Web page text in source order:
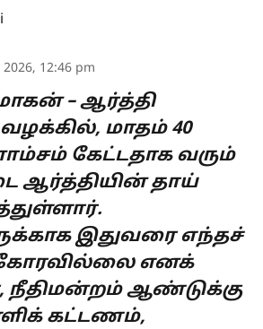
12:46 pm
– ஆர்த்தி
மாதம் 40
கேட்டதாக வரும்
ஆர்த்தியின் தாய்
இதுவரை எந்தச்
கோரவில்லை எனக்
நீதிமன்றம் ஆண்டுக்கு
கட்டணம்,